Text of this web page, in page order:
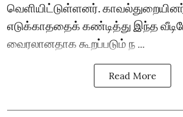
வெளியிட்டுள்ளனர்.
எடுக்காததைக் கண்டித்து இந்த
வைரலானதாக கூறப்படும் ந ...
Read More